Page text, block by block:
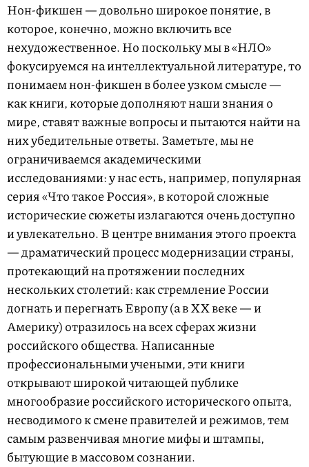
Нон-фикшен — довольно широкое понятие, в
которое, конечно, можно включить все
нехудожественное. Но поскольку мы в «НЛО»
фокусируемся на интеллектуальной литературе, то
понимаем нон-фикшен в более узком смысле —
как книги, которые дополняют наши знания о
мире, ставят важные вопросы и пытаются найти на
них убедительные ответы. Заметьте, мы не
ограничиваемся академическими
исследованиями: у нас есть, например, популярная
серия «Что такое Россия», в которой сложные
исторические сюжеты излагаются очень доступно
и увлекательно. В центре внимания этого проекта
— драматический процесс модернизации страны,
протекающий на протяжении последних
нескольких столетий: как стремление России
догнать и перегнать Европу (а в ХХ веке — и
Америку) отразилось на всех сферах жизни
российского общества. Написанные
профессиональными учеными, эти книги
открывают широкой читающей публике
многообразие российского исторического опыта,
несводимого к смене правителей и режимов, тем
самым развенчивая многие мифы и штампы,
бытующие в массовом сознании.